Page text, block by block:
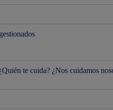
te cuida? ¿Nos cuidamos